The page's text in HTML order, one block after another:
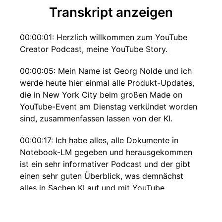
Transkript anzeigen
00:00:01: Herzlich willkommen zum YouTube
Creator Podcast, meine YouTube Story.
00:00:05: Mein Name ist Georg Nolde und ich
werde heute hier einmal alle Produkt-Updates,
die in New York City beim großen Made on
YouTube-Event am Dienstag verkündet worden
sind, zusammenfassen lassen von der KI.
00:00:17: Ich habe alles, alle Dokumente in
Notebook-LM gegeben und herausgekommen
ist ein sehr informativer Podcast und der gibt
einen sehr guten Überblick, was demnächst
alles in Sachen KI auf und mit YouTube